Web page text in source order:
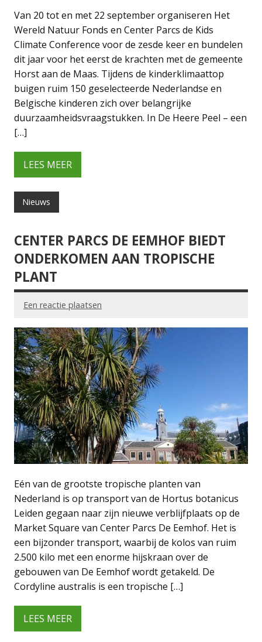
Van 20 tot en met 22 september organiseren Het
Wereld Natuur Fonds en Center Parcs de Kids
Climate Conference voor de zesde keer en bundelen
dit jaar voor het eerst de krachten met de gemeente
Horst aan de Maas. Tijdens de kinderklimaattop
buigen ruim 150 geselecteerde Nederlandse en
Belgische kinderen zich over belangrijke
duurzaamheidsvraagstukken. In De Heere Peel – een
[…]
LEES MEER
Nieuws
CENTER PARCS DE EEMHOF BIEDT
ONDERKOMEN AAN TROPISCHE
PLANT
Een reactie plaatsen
Eén van de grootste tropische planten van
Nederland is op transport van de Hortus botanicus
Leiden gegaan naar zijn nieuwe verblijfplaats op de
Market Square van Center Parcs De Eemhof. Het is
een bijzonder transport, waarbij de kolos van ruim
2.500 kilo met een enorme hijskraan over de
gebouwen van De Eemhof wordt getakeld. De
Cordyline australis is een tropische […]
LEES MEER